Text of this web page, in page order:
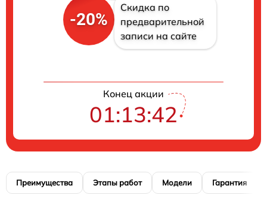
-20%
Скидка по
предварительной
записи на сайте
Конец акции
01:13:42
Преимущества Этапы работ Модели Гарантия